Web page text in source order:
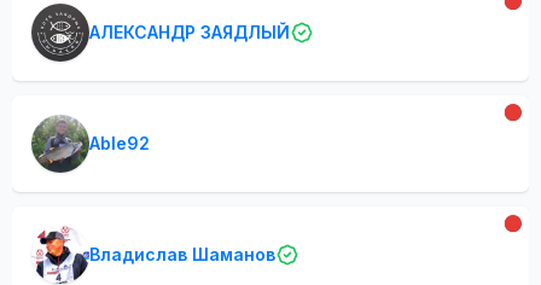
АЛЕКСАНДР ЗАЯДЛЫЙ
Able92
Владислав Шаманов